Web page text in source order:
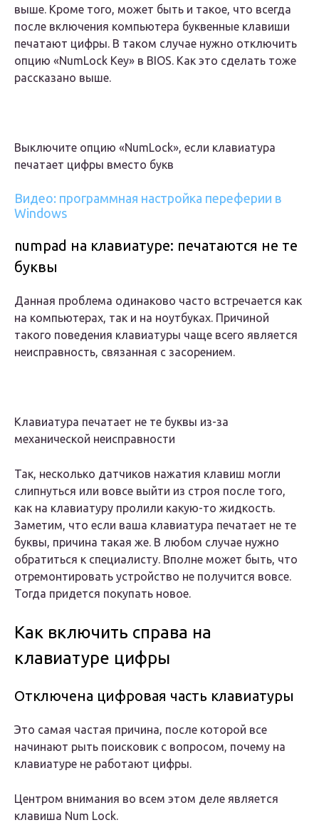
выше. Кроме того, может быть и такое, что всегда
после включения компьютера буквенные клавиши
печатают цифры. В таком случае нужно отключить
опцию «NumLock Key» в BIOS. Как это сделать тоже
рассказано выше.
Выключите опцию «NumLock», если клавиатура
печатает цифры вместо букв
Видео: программная настройка переферии в
Windows
numpad на клавиатуре: печатаются не те
буквы
Данная проблема одинаково часто встречается как
на компьютерах, так и на ноутбуках. Причиной
такого поведения клавиатуры чаще всего является
неисправность, связанная с засорением.
Клавиатура печатает не те буквы из-за
механической неисправности
Так, несколько датчиков нажатия клавиш могли
слипнуться или вовсе выйти из строя после того,
как на клавиатуру пролили какую-то жидкость.
Заметим, что если ваша клавиатура печатает не те
буквы, причина такая же. В любом случае нужно
обратиться к специалисту. Вполне может быть, что
отремонтировать устройство не получится вовсе.
Тогда придется покупать новое.
Как включить справа на
клавиатуре цифры
Отключена цифровая часть клавиатуры
Это самая частая причина, после которой все
начинают рыть поисковик с вопросом, почему на
клавиатуре не работают цифры.
Центром внимания во всем этом деле является
клавиша Num Lock.